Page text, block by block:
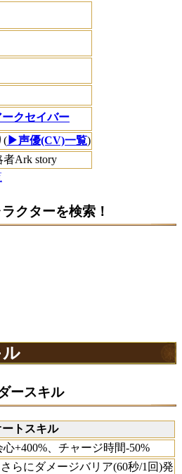
ークセイバー
( ▶声優(CV)一覧)
Ark story
クターを検索！
ル
ースキル
ートスキル
+400%、チャージ時間-50%
らにダメージバリア(60秒/1回)発